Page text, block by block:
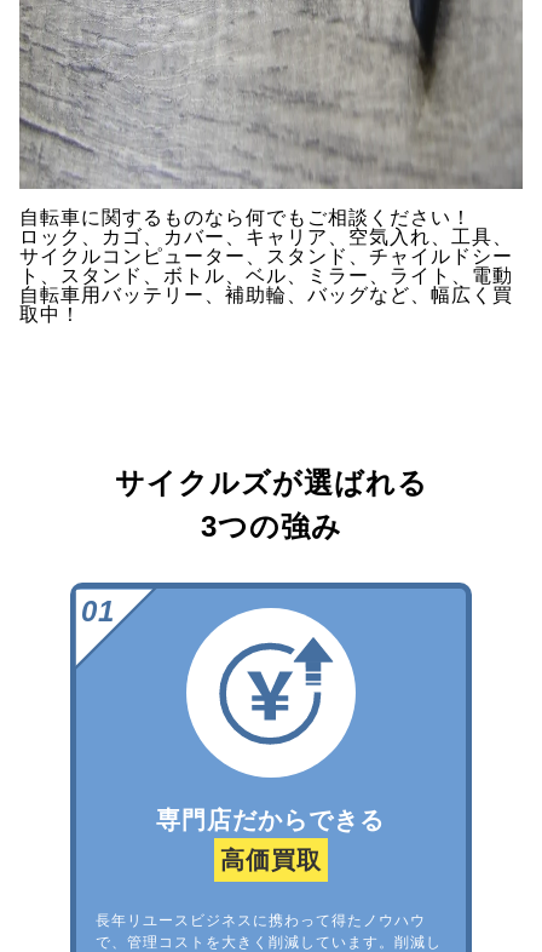
自転車に関するものなら何でもご相談ください！
ロック、カゴ、カバー、キャリア、空気入れ、工具、
サイクルコンピューター、スタンド、チャイルドシー
ト、スタンド、ボトル、ベル、ミラー、ライト、電動
自転車用バッテリー、補助輪、バッグなど、幅広く買
取中！
サイクルズが選ばれる
3つの強み
専門店だからできる
高価買取
長年リユースビジネスに携わって得たノウハウ
で、管理コストを大きく削減しています。削減し